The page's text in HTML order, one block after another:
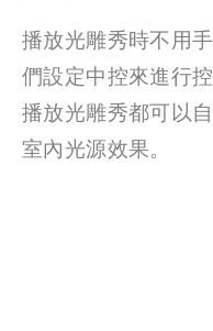
播放光雕秀時不用
們設定中控來進行
播放光雕秀都可以
室內光源效果。